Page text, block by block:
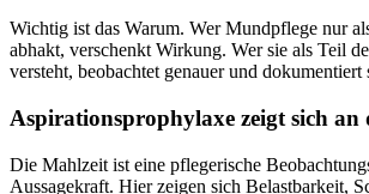
Wichtig ist das Warum. Wer Mundpflege nur
abhakt, verschenkt Wirkung. Wer sie als Teil
versteht, beobachtet genauer und dokumentiert
Aspirationsprophylaxe zeigt sich an
Die Mahlzeit ist eine pflegerische
Aussagekraft. Hier zeigen sich Belastbarkeit,